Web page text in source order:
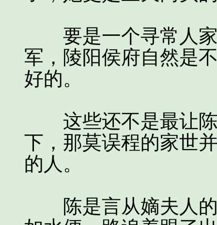
要是一个寻常人家
军，陵阳侯府自然是
好的。
这些还不是最让陈
下，那莫误程的家世
的人。
陈是言从嫡夫人的